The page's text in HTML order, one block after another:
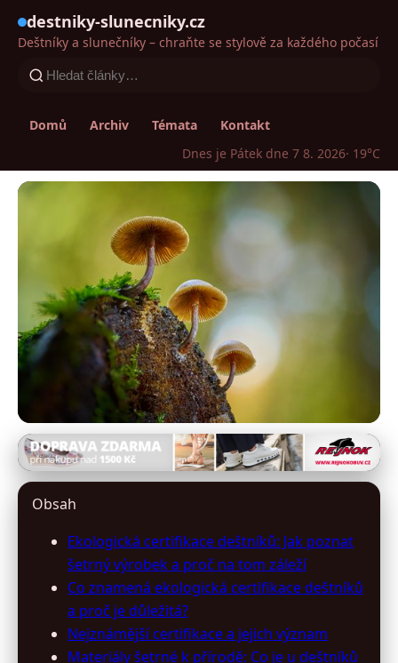
destniky-slunecniky.cz
Deštníky a slunečníky – chraňte se stylově za každého počasí
Domů Archiv Témata
Kontakt
Dnes je Pátek dne 7 8. 2026· 19°C
destniky-slunecniky.cz
25. 6. 2026· 10 min čtení · Autor: Kristýna Jelínková
Obsah
Ekologická certifikace deštníků: Jak poznat
šetrný výrobek a proč na tom záleží
Co znamená ekologická certifikace deštníků
a proč je důležitá?
Nejznámější certifikace a jejich význam
Materiály šetrné k přírodě: Co je u deštníků